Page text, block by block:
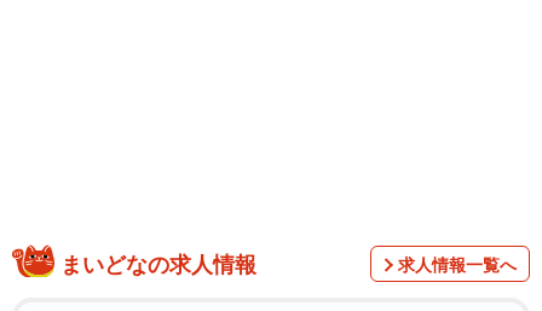
まいどなの求人情報 求人情報一覧へ